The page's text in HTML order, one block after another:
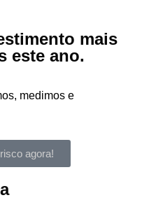
mais
este ano.
medimos e
agora!